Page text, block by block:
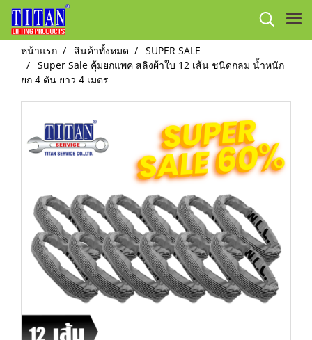
หน้าแรก สินค้าทั้งหมด
SUPER SALE
Super Sale คุ้มยกแพค สลิงผ้าใบ 12 เส้น ชนิดกลม น้ำหนัก
ยก 4 ตัน ยาว 4 เมตร